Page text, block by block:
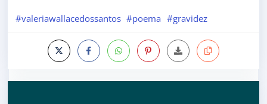
#valeriawallacedossantos #poema #gravidez